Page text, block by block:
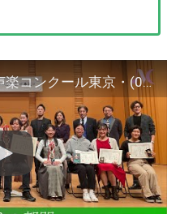
コンクール東京・(03)ミ